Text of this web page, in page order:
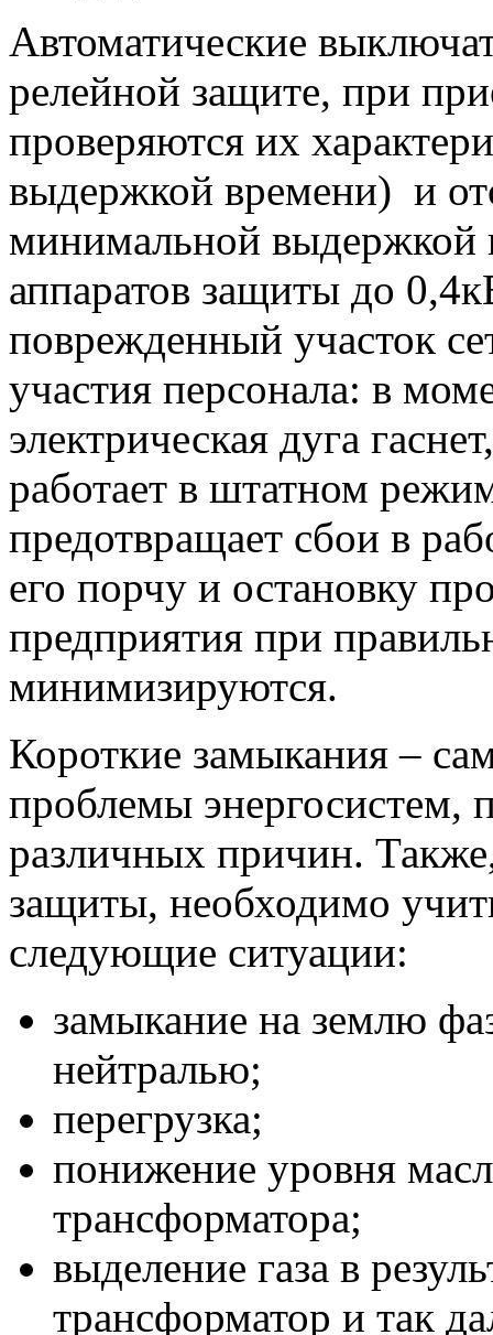
Автоматические
релейной защите, при
проверяются их
выдержкой времени) и
минимальной выдержкой
аппаратов защиты до
поврежденный участок
участия персонала: в
электрическая дуга
работает в штатном
предотвращает сбои в
его порчу и остановку
предприятия при
минимизируются.
Короткие замыкания –
проблемы энергосистем,
различных причин.
защиты, необходимо
следующие ситуации:
замыкание на землю
нейтралью;
перегрузка;
понижение уровня
трансформатора;
выделение газа в
трансформатор и так